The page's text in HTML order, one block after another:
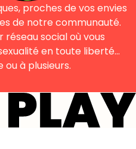
proches de vos envies
de notre communauté.
social où vous
en toute liberté…
ou à plusieurs.